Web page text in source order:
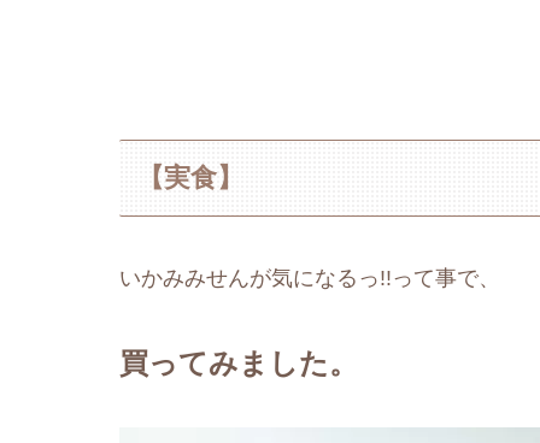
【実食】
いかみみせんが気になるっ!!って事で、
買ってみました。